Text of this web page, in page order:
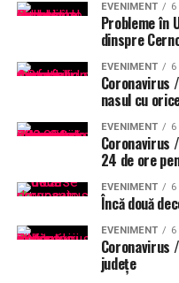
EVENIMENT 6
Probleme în
dinspre
EVENIMENT 6
Coronavirus
nasul cu
EVENIMENT 6
Coronavirus
24 de ore
EVENIMENT 6
Încă două
EVENIMENT 6
Coronavirus
județe